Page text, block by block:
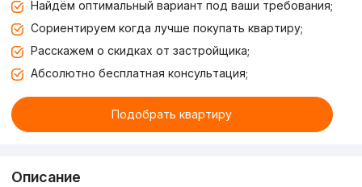
Найдём оптимальный вариант под ваши требования;
Сориентируем когда лучше покупать квартиру;
Расскажем о скидках от застройщика;
Абсолютно бесплатная консультация;
Подобрать квартиру
Описание